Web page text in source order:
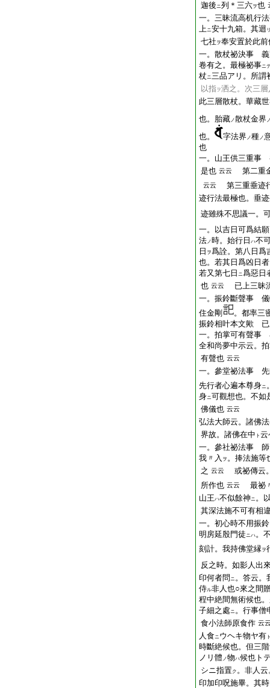
迦後ニ列＊三六ヲ也
一。三昧流高机行
上ニ安十九箱。其迴
七社 ヲ奉安置於此
一。散杖祕決事 義
卷有之。最極祕事ニ
杖ニ三品アリ。所謂
以指 ヲ洒之。次三
此三層散杖。華藏
也。胎藏ノ散杖金界
也。 字法界 ノ種ノ
也
一。山王供三重事
是也 云云 第二重
云云
第三重垂迹
迹行法最極也。垂
迹雖殊不思議一。
一。以吉日可爲結
法ノ時。始行日 ハ不
日 ヲ爲詮。第八日爲
也。若其日爲凶日
若又第七日 ニ爲惡日
也 云云
已上三昧
一。振鈴斷聲事 儀
住金剛
。都率三
振鈴相叶本文歟 已
一。拍掌可有聲事
全和尚夢中示云。
有聲也 云云
一。參堂祕法事 先
先行者心遍本尊身ニ
身ニ可觀想也。不如
佛儀也 云云
弘法大師云。諸佛
界故。諸佛在中 ト 云
一。參社祕法事 師
我〃入 ヲ 。捧法施等
之 云云
或祕傳云
所作也 云云
最祕
山王ハ不似餘神ニ。
其深法施不可有相
一。初心時不用振
明房延殷門徒ニハ。
刻計。我持佛堂縁ヲ
反之時。如影人出
印何者問ニ。答云。
侍ル非人也○來之間
程中絶間無術候也
子細之處ニ。行事僧
食小法師原食作 云
人食ニウヘキ物ヤ有
時斷絶候也。但三
ノリ體 ノ物ハ候也ト
シニ指置ク 。非人
印加印呪施畢。其